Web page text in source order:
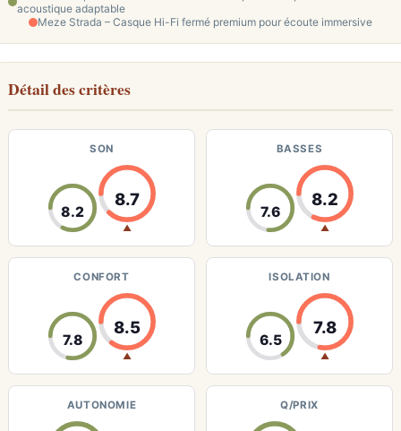
acoustique adaptable
Meze Strada – Casque Hi-Fi fermé premium pour écoute immersive
Détail des critères
SON
8.2
8.7
▲
BASSES
7.6
8.2
▲
CONFORT
7.8
8.5
▲
ISOLATION
6.5
7.8
▲
AUTONOMIE Q/PRIX